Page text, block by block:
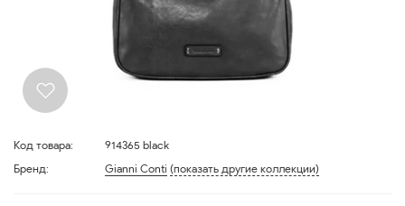
Код товара:
914365 black
Бренд:
Gianni Conti (показать другие коллекции)